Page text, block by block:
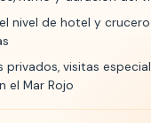
nivel de hotel y
privados, visitas
el Mar Rojo